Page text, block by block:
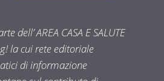
dell’ AREA CASA E SALUTE
la cui rete editoriale
di informazione